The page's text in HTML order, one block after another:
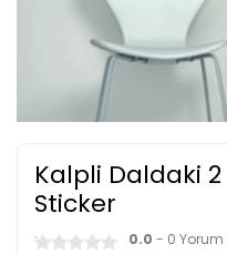
Kalpli Daldaki
Sticker
0.0 - 0 Yorum